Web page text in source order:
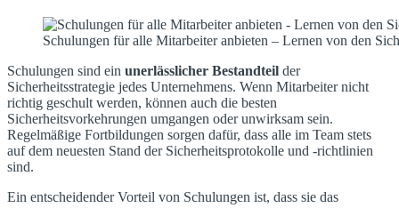
Schulungen für alle Mitarbeiter anbieten – Lernen von den
Schulungen sind ein unerlässlicher Bestandteil der
Sicherheitsstrategie jedes Unternehmens. Wenn Mitarbeiter nicht
richtig geschult werden, können auch die besten
Sicherheitsvorkehrungen umgangen oder unwirksam sein.
Regelmäßige Fortbildungen sorgen dafür, dass alle im Team stets
auf dem neuesten Stand der Sicherheitsprotokolle und -richtlinien
sind.
Ein entscheidender Vorteil von Schulungen ist, dass sie das